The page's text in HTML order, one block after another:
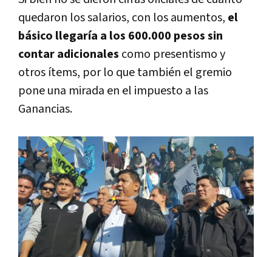
quedaron los salarios, con los aumentos, el
básico llegaría a los 600.000 pesos sin
contar adicionales como presentismo y
otros ítems, por lo que también el gremio
pone una mirada en el impuesto a las
Ganancias.